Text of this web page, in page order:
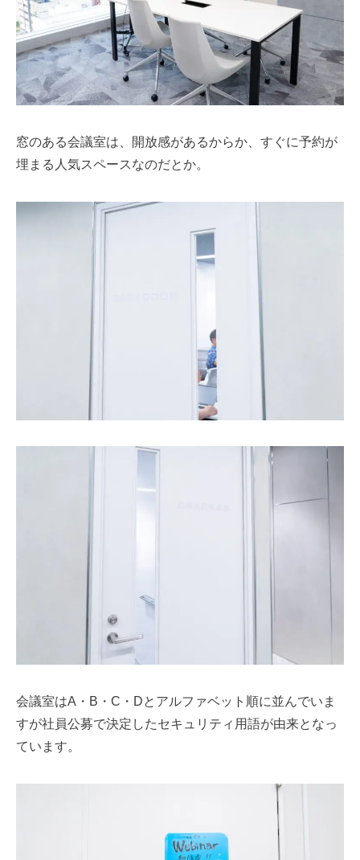
窓のある会議室は、開放感があるからか、すぐに予約が
埋まる人気スペースなのだとか。
会議室はA・B・C・Dとアルファベット順に並んでいま
すが社員公募で決定したセキュリティ用語が由来となっ
ています。